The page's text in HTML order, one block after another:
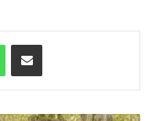
WhatsAppPartager par email